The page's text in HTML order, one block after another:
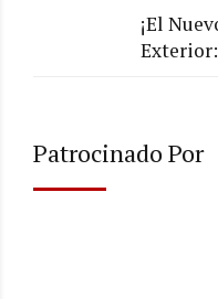
¡El
Patrocinado Por